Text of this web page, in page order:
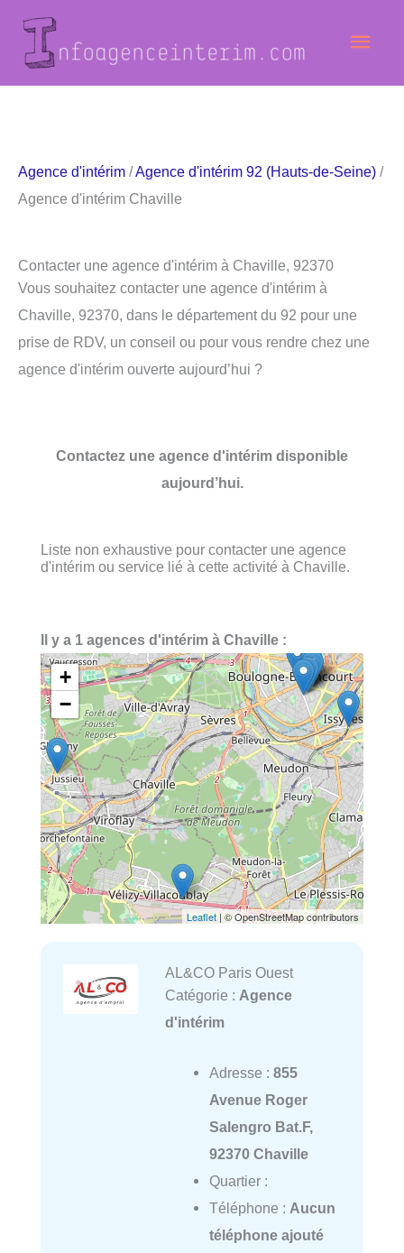
contenu
Agence d'intérim /Agence d'intérim 92 (Hauts-de-Seine) /
Agence d'intérim Chaville
Contacter une agence d'intérim à Chaville, 92370
Vous souhaitez contacter une agence d'intérim à
Chaville, 92370, dans le département du 92 pour une
prise de RDV, un conseil ou pour vous rendre chez une
agence d'intérim ouverte aujourd’hui ?
Contactez une agence d'intérim disponible
aujourd’hui.
Liste non exhaustive pour contacter une agence
d'intérim ou service lié à cette activité à Chaville.
Il y a 1 agences d'intérim à Chaville :
+
−
Leaflet | © OpenStreetMap contributors
AL&CO Paris Ouest
Catégorie : Agence
d'intérim
Adresse : 855
Avenue Roger
Salengro Bat.F,
92370 Chaville
Quartier :
Téléphone : Aucun
téléphone ajouté